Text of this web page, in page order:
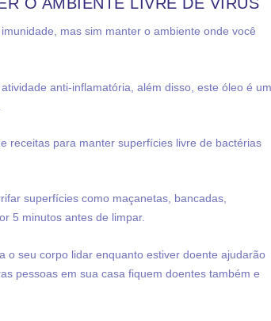
mas sim manter o ambiente onde você
anti-inflamatória, além disso, este óleo é
receitas para manter superfícies livre de bactérias
superfícies como maçanetas, bancadas,
5 minutos antes de limpar.
o seu corpo lidar enquanto estiver doente ajudarão
pessoas em sua casa fiquem doentes também e